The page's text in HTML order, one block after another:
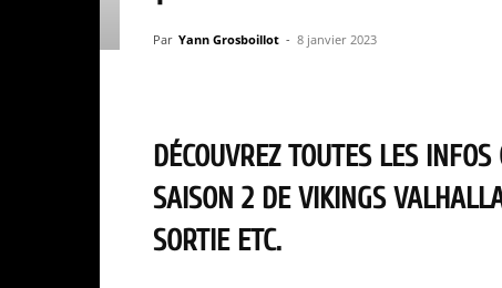
Par Yann Grosboillot - 8 janvier 2023
DÉCOUVREZ TOUTES LES
SAISON 2 DE VIKINGS
SORTIE ETC.